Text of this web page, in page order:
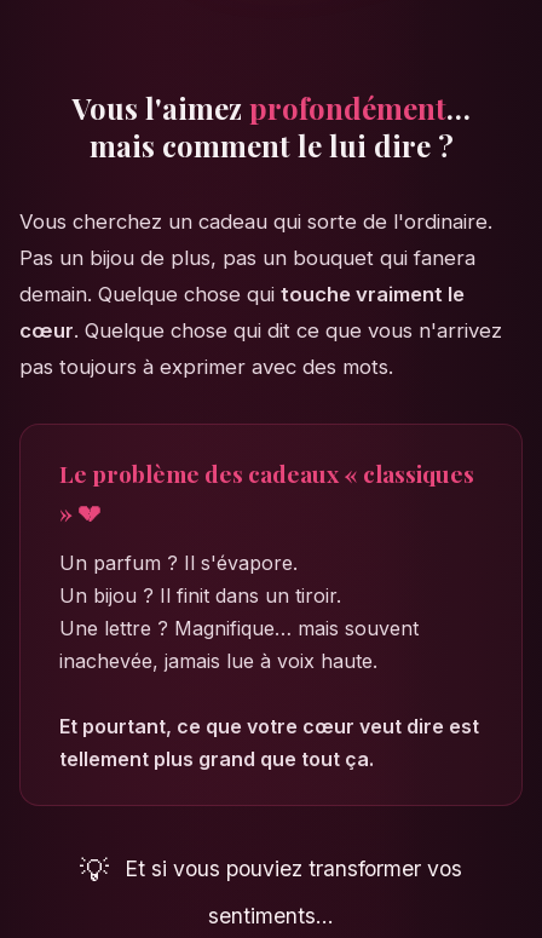
Vous l'aimezprofondément…
mais comment le lui dire ?
Vous cherchez un cadeau qui sorte de l'ordinaire.
Pas un bijou de plus, pas un bouquet qui fanera
demain. Quelque chose qui touche vraiment le
cœur. Quelque chose qui dit ce que vous n'arrivez
pas toujours à exprimer avec des mots.
Le problème des cadeaux « classiques
» 💔
Un parfum ? Il s'évapore.
Un bijou ? Il finit dans un tiroir.
Une lettre ? Magnifique… mais souvent
inachevée, jamais lue à voix haute.
Et pourtant, ce que votre cœur veut dire est
tellement plus grand que tout ça.
💡
Et si vous pouviez transformer vos
sentiments…